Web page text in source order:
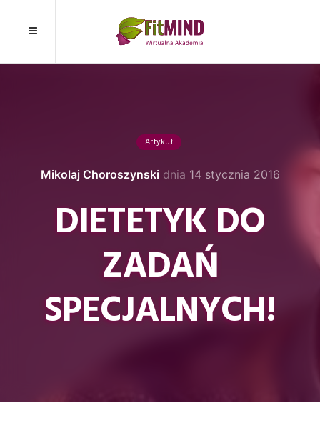
Artykuł
Mikolaj Choroszynskidnia 14 stycznia 2016
DIETETYK DO
ZADAŃ
SPECJALNYCH!